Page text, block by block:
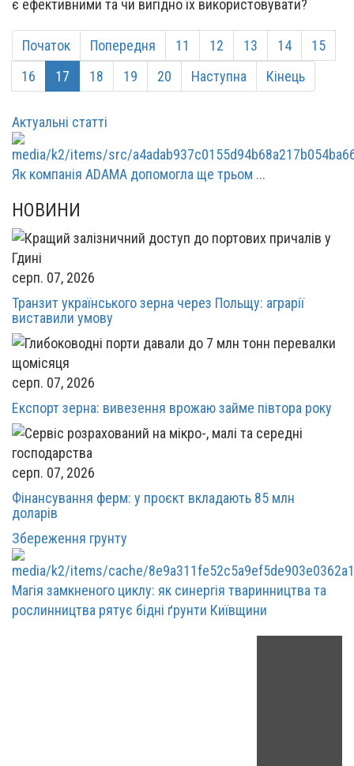
є ефективними та чи вигідно їх використовувати?
Початок Попередня 11 12 13 14
15
16
17 18 19 20 Наступна Кінець
Актуальні статті
Як компанія ADAMA допомогла ще трьом ...
НОВИНИ
серп. 07, 2026
Транзит українського зерна через Польщу: аграрії
виставили умову
серп. 07, 2026
Експорт зерна: вивезення врожаю займе півтора року
серп. 07, 2026
Фінансування ферм: у проєкт вкладають 85 млн
доларів
Збереження грунту
Магія замкненого циклу: як синергія тваринництва та
рослинництва рятує бідні ґрунти Київщини